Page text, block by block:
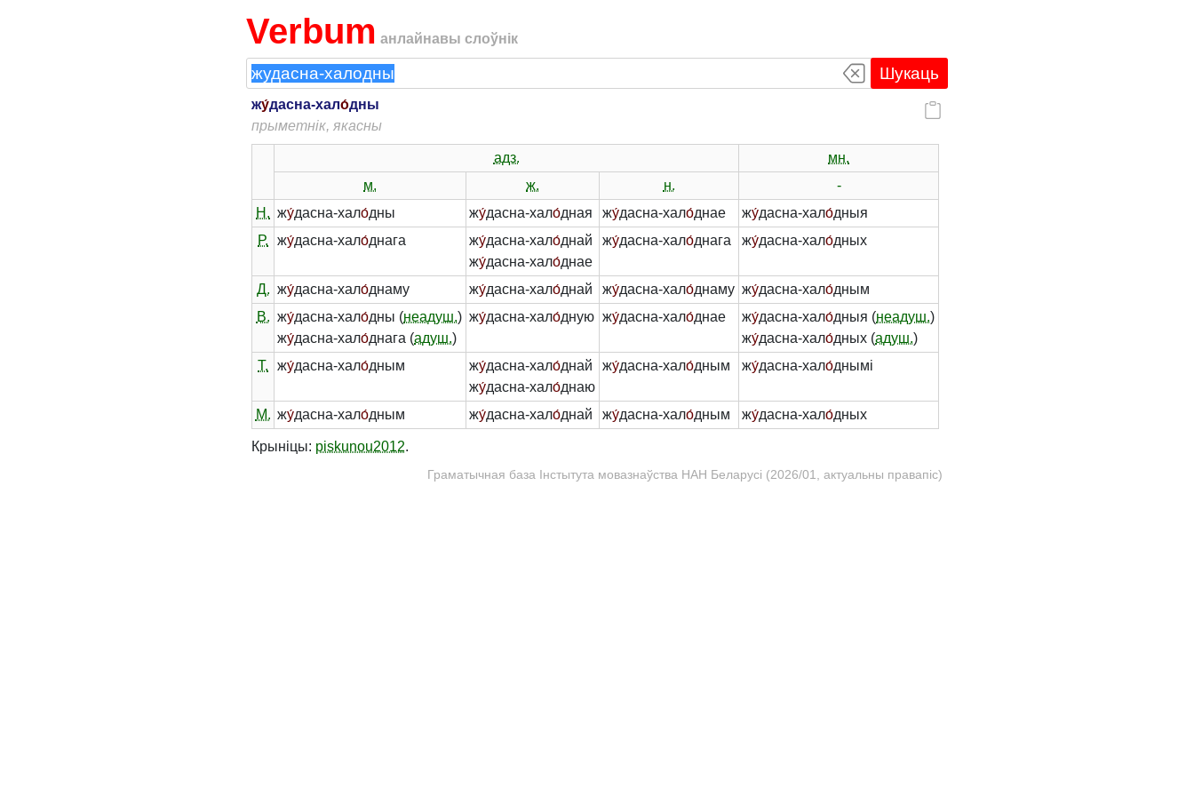
Verbum анлайнавы слоўнік
Шукаць
жу́дасна-хало́дны
прыметнік, якасны
адз.
мн.
м.
ж. н.
-
Н. жу́дасна-хало́дны жу́дасна-хало́дная жу́дасна-хало́днае жу́дасна-хало́дныя
Р.
жу́дасна-хало́днага жу́дасна-хало́днай
жу́дасна-хало́днае
жу́дасна-хало́днага жу́дасна-хало́дных
Д. жу́дасна-хало́днаму жу́дасна-хало́днай жу́дасна-хало́днаму жу́дасна-хало́дным
В. жу́дасна-хало́дны (неадуш.)
жу́дасна-хало́днага (адуш.)
жу́дасна-хало́дную жу́дасна-хало́днае жу́дасна-хало́дныя (неадуш.)
жу́дасна-хало́дных (адуш.)
Т.
жу́дасна-хало́дным жу́дасна-хало́днай
жу́дасна-хало́днаю
жу́дасна-хало́дным жу́дасна-хало́днымі
М. жу́дасна-хало́дным жу́дасна-хало́днай жу́дасна-хало́дным жу́дасна-хало́дных
Крыніцы: piskunou2012.
Граматычная база Інстытута мовазнаўства НАН Беларусі (2026/01, актуальны правапіс)